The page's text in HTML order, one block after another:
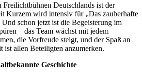
Freilichtbühnen Deutschlands ist der
Kurzem wird intensiv für „Das zauberhafte
schon jetzt ist die Begeisterung im
– das Team wächst mit jedem
die Vorfreude steigt, und der Spaß an
ist allen Beteiligten anzumerken.
Geschichte